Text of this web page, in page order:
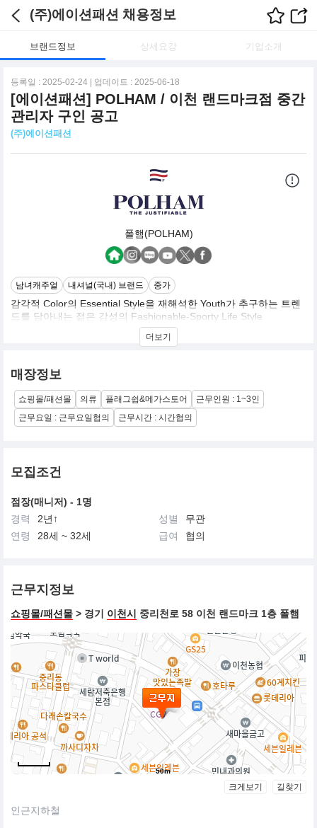
(주)에이션패션 채용정보
브랜드정보 상세요강 기업소개
등록일 : 2025-02-24 | 업데이트 : 2025-06-18
[에이션패션] POLHAM / 이천 랜드마크점 중간
관리자 구인 공고
(주)에이션패션
폴햄(POLHAM)
남녀캐주얼 내셔널(국내) 브랜드 중가
감각적 Color의 Essential Style을 재해석한 Youth가 추구하는 트렌
드를 담아내는 젊은 감성의 Fashionable-Sporty Life Style
더보기
매장정보
쇼핑몰/패션몰 의류 플래그쉽&메가스토어
근무인원 : 1~3인
근무요일 : 근무요일협의
근무시간 : 시간협의
모집조건
점장(매니저) - 1명
경력
2년↑ 성별
무관
연령
28세 ~ 32세 급여 협의
근무지정보
쇼핑몰/패션몰 > 경기 이천시 중리천로 58 이천 랜드마크 1층 폴햄
50m
크게보기 길찾기
인근지하철